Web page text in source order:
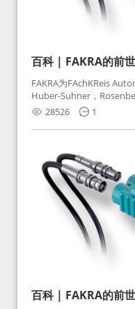
百科 | FAKRA的前
FAKRA为FAchKReis
Huber-Suhner，
Huber-Suhner相关连接
Rosenberger）缩写。起
接，如今FAKRA已成为
28526 1
百科 | FAKRA的前